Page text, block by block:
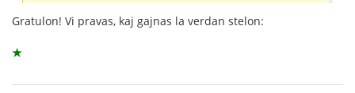
Gratulon! Vi pravas, kaj gajnas la verdan stelon:
★